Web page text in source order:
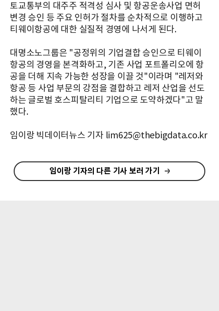
토교통부의 대주주 적격성 심사 및 항공운송사업 면허
변경 승인 등 주요 인허가 절차를 순차적으로 이행하고
티웨이항공에 대한 실질적 경영에 나서게 된다.
대명소노그룹은 "공정위의 기업결합 승인으로 티웨이
항공의 경영을 본격화하고, 기존 사업 포트폴리오에 항
공을 더해 지속 가능한 성장을 이끌 것"이라며 "레저와
항공 등 사업 부문의 강점을 결합하고 레저 산업을 선도
하는 글로벌 호스피탈리티 기업으로 도약하겠다"고 말
했다.
임이랑 빅데이터뉴스 기자 lim625@thebigdata.co.kr
임이랑 기자의 다른 기사 보러 가기